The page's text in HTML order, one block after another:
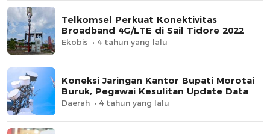
Telkomsel Perkuat Konektivitas
Broadband 4G/LTE di Sail Tidore 2022
Ekobis 4 tahun yang lalu
Koneksi Jaringan Kantor Bupati Morotai
Buruk, Pegawai Kesulitan Update Data
Daerah 4 tahun yang lalu